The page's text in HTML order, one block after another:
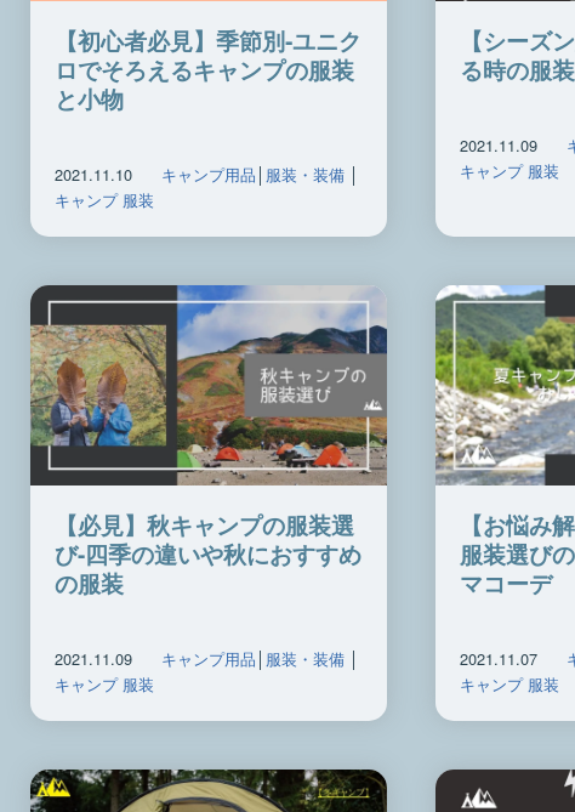
【初心者必見】季節別‐ユニク
ロでそろえるキャンプの服装
と小物
2021.11.10 キャンプ用品 服装・装備
キャンプ 服装
【シーズ
る時の服
2021.11.09
キャンプ 服装
【必見】秋キャンプの服装選
び-四季の違いや秋におすすめ
の服装
2021.11.09 キャンプ用品 服装・装備
キャンプ 服装
【お悩み
服装選び
マコーデ
2021.11.07
キャンプ 服装